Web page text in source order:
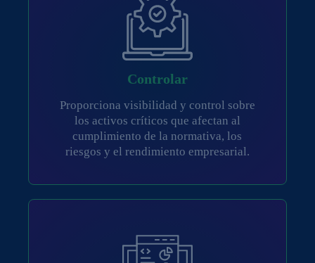
Controlar
Proporciona visibilidad y control sobre
los activos críticos que afectan al
cumplimiento de la normativa, los
riesgos y el rendimiento empresarial.